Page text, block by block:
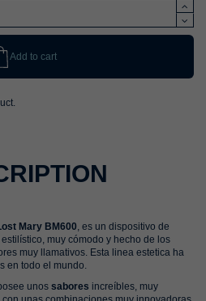
Add to cart
Mary BM600, es un dispositivo de
muy cómodo y hecho de los
muy llamativos. Esta linea estetica ha
en todo el mundo.
unos sabores increíbles, muy